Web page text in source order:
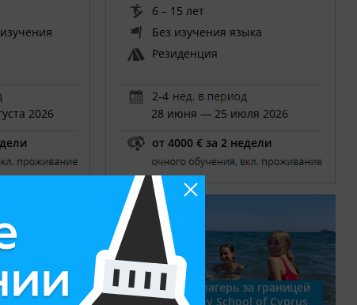
2026
6 – 15 лет
Без изучения языка
Резиденция
2-4
28 июня — 25 июля 2026
от 4000 € за 2 недели
границей
(Village
Спортивный лагерь за границей
| English Sunny School of Cyprus,